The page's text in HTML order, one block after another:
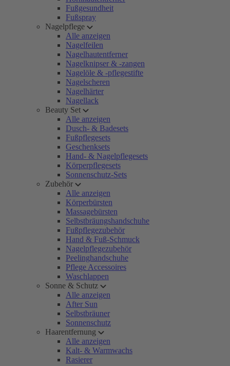
Fußgesundheit
Fußspray
Nagelpflege
Alle anzeigen
Nagelfeilen
Nagelhautentferner
Nagelknipser & -zangen
Nagelöle & -pflegestifte
Nagelscheren
Nagelhärter
Nagellack
Beauty Set
Alle anzeigen
Dusch- & Badesets
Fußpflegesets
Geschenksets
Hand- & Nagelpflegesets
Körperpflegesets
Sonnenschutz-Sets
Zubehör
Alle anzeigen
Körperbürsten
Massagebürsten
Selbstbräungshandschuhe
Fußpflegezubehör
Hand & Fuß-Schmuck
Nagelpflegezubehör
Peelinghandschuhe
Pflege Accessoires
Waschlappen
Sonne & Schutz
Alle anzeigen
After Sun
Selbstbräuner
Sonnenschutz
Haarentfernung
Alle anzeigen
Kalt- & Warmwachs
Rasierer